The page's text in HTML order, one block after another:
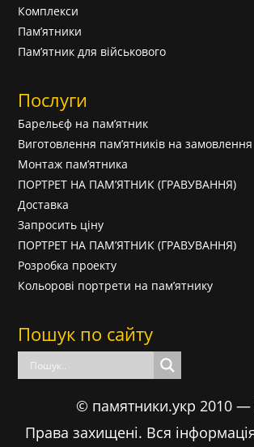
Комплекси
Пам’ятники
Пам’ятник для військового
Послуги
Барельєф на пам’ятник
Виготовлення пам’ятників на замовлення
Монтаж пам’ятника
ПОРТРЕТ НА ПАМ’ЯТНИК (ГРАВУВАННЯ)
Доставка
Запросить ціну
ПОРТРЕТ НА ПАМ’ЯТНИК (ГРАВУВАННЯ)
Розробка проекту
Кольорові портрети на пам’ятнику
Пошук по сайту
© памятники.укр 2010 —
Права захищені. Вся